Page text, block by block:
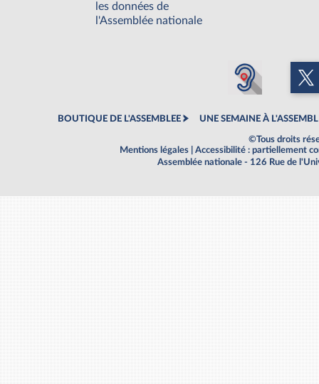
les données de
l'Assemblée nationale
BOUTIQUE DE L'ASSEMBLEE UNE SEMAINE À
©Tous droits
Mentions légales
Accessibilité : partiellement
Assemblée nationale - 126 Rue de